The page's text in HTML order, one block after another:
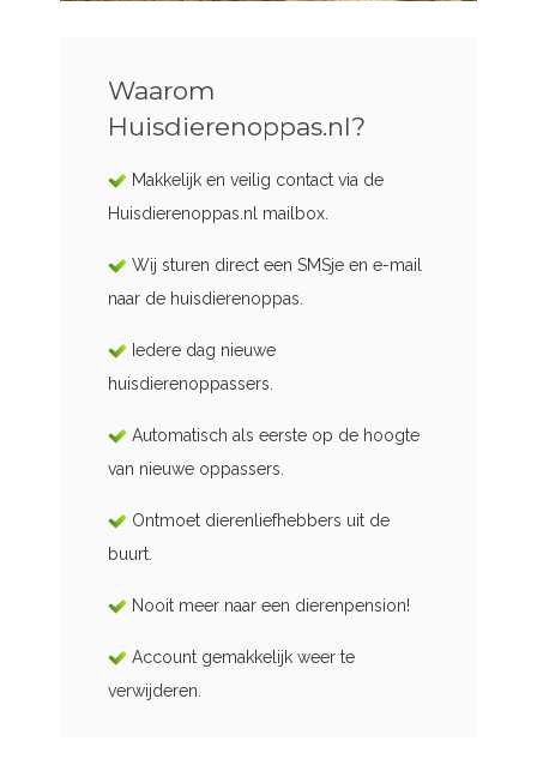
Waarom
Huisdierenoppas.nl?
Makkelijk en veilig contact via de
Huisdierenoppas.nl mailbox.
Wij sturen direct een SMSje en e-mail
naar de huisdierenoppas.
Iedere dag nieuwe
huisdierenoppassers.
Automatisch als eerste op de hoogte
van nieuwe oppassers.
Ontmoet dierenliefhebbers uit de
buurt.
Nooit meer naar een dierenpension!
Account gemakkelijk weer te
verwijderen.